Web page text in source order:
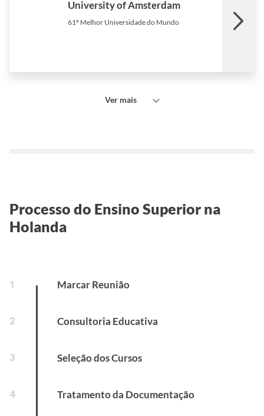
University of Amsterdam
61º Melhor Universidade do Mundo
Ver mais
Processo do Ensino Superior na
Holanda
1 Marcar Reunião
2 Consultoria Educativa
3 Seleção dos Cursos
4 Tratamento da Documentação